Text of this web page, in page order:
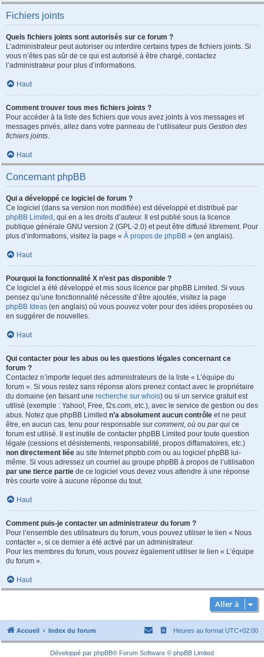
Fichiers joints
Quels fichiers joints sont autorisés sur ce forum ?
L’administrateur peut autoriser ou interdire certains types de fichiers joints. Si
vous n’êtes pas sûr de ce qui est autorisé à être chargé, contactez
l’administrateur pour plus d’informations.
Haut
Comment trouver tous mes fichiers joints ?
Pour accéder à la liste des fichiers que vous avez joints à vos messages et
messages privés, allez dans votre panneau de l’utilisateur puis Gestion des
fichiers joints.
Haut
Concernant phpBB
Qui a développé ce logiciel de forum ?
Ce logiciel (dans sa version non modifiée) est développé et distribué par
phpBB Limited , qui en a les droits d’auteur. Il est publié sous la licence
publique générale GNU version 2 (GPL-2.0) et peut être diffusé librement. Pour
plus d’informations, visitez la page « À propos de phpBB » (en anglais).
Haut
Pourquoi la fonctionnalité X n’est pas disponible ?
Ce logiciel a été développé et mis sous licence par phpBB Limited. Si vous
pensez qu’une fonctionnalité nécessite d’être ajoutée, visitez la page
phpBB Ideas (en anglais) où vous pouvez voter pour des idées proposées ou
en suggérer de nouvelles.
Haut
Qui contacter pour les abus ou les questions légales concernant ce
forum ?
Contactez n’importe lequel des administrateurs de la liste « L’équipe du
forum ». Si vous restez sans réponse alors prenez contact avec le propriétaire
du domaine (en faisant une recherche sur whois) ou si un service gratuit est
utilisé (exemple : Yahoo!, Free, f2s.com, etc.), avec le service de gestion ou des
abus. Notez que phpBB Limited n’a absolument aucun contrôle et ne peut
être, en aucun cas, tenu pour responsable sur comment, où ou par qui ce
forum est utilisé. Il est inutile de contacter phpBB Limited pour toute question
légale (cessions et désistements, responsabilité, propos diffamatoires, etc.)
non directement liée au site Internet phpbb.com ou au logiciel phpBB lui-
même. Si vous adressez un courriel au groupe phpBB à propos de l’utilisation
par une tierce partie de ce logiciel vous devez vous attendre à une réponse
très courte voire à aucune réponse du tout.
Haut
Comment puis-je contacter un administrateur du forum ?
Pour l’ensemble des utilisateurs du forum, vous pouvez utiliser le lien « Nous
contacter », si ce dernier a été activé par un administrateur.
Pour les membres du forum, vous pouvez également utiliser le lien « L’équipe
du forum ».
Haut
Aller à
Accueil Index du forum Heures au format UTC+02:00
Développé par phpBB® Forum Software © phpBB Limited